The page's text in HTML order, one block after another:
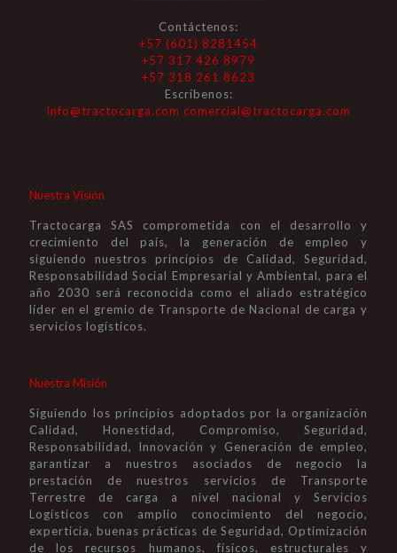
Contáctenos:
+57 (601) 8281454
+57 317 426 8979
+57 318 261 8623
Escríbenos:
info@tractocarga.com comercial@tractocarga.com
Nuestra Visión
Tractocarga SAS comprometida con el desarrollo y
crecimiento del país, la generación de empleo y
siguiendo nuestros principios de Calidad, Seguridad,
Responsabilidad Social Empresarial y Ambiental, para el
año 2030 será reconocida como el aliado estratégico
líder en el gremio de Transporte de Nacional de carga y
servicios logísticos.
Nuestra Misión
Siguiendo los principios adoptados por la organización
Calidad, Honestidad, Compromiso, Seguridad,
Responsabilidad, Innovación y Generación de empleo,
garantizar a nuestros asociados de negocio la
prestación de nuestros servicios de Transporte
Terrestre de carga a nivel nacional y Servicios
Logísticos con amplio conocimiento del negocio,
experticia, buenas prácticas de Seguridad, Optimización
de los recursos humanos, físicos, estructurales y